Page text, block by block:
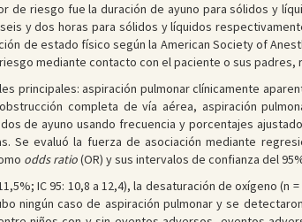
de riesgo fue la duración de ayuno para sólidos y
y dos horas para sólidos y líquidos
de estado físico según la American Society of
mediante contacto con el paciente o sus
principales: aspiración pulmonar clínicamente
completa de vía aérea, aspiración
de ayuno usando frecuencia y porcentajes
Se evaluó la fuerza de asociación mediante
odds ratio(OR) y sus intervalos de confianza del
IC 95: 10,8 a 12,4), la desaturación de oxígeno (n =
ningún caso de aspiración pulmonar y se